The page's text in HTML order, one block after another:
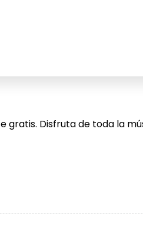
Disfruta de toda la